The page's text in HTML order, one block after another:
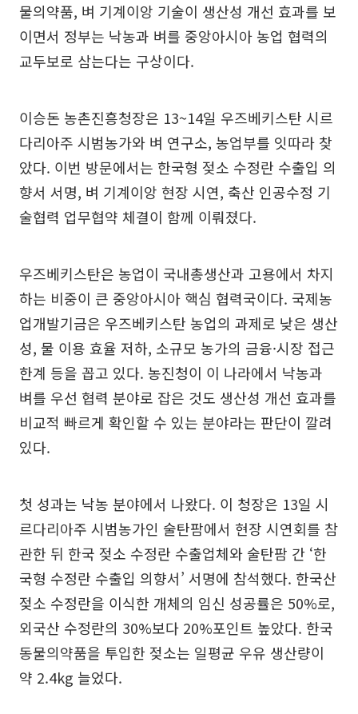
물의약품, 벼 기계이앙 기술이 생산성 개선 효과를 보
이면서 정부는 낙농과 벼를 중앙아시아 농업 협력의
교두보로 삼는다는 구상이다.
이승돈 농촌진흥청장은 13~14일 우즈베키스탄 시르
다리아주 시범농가와 벼 연구소, 농업부를 잇따라 찾
았다. 이번 방문에서는 한국형 젖소 수정란 수출입 의
향서 서명, 벼 기계이앙 현장 시연, 축산 인공수정 기
술협력 업무협약 체결이 함께 이뤄졌다.
우즈베키스탄은 농업이 국내총생산과 고용에서 차지
하는 비중이 큰 중앙아시아 핵심 협력국이다. 국제농
업개발기금은 우즈베키스탄 농업의 과제로 낮은 생산
성, 물 이용 효율 저하, 소규모 농가의 금융·시장 접근
한계 등을 꼽고 있다. 농진청이 이 나라에서 낙농과
벼를 우선 협력 분야로 잡은 것도 생산성 개선 효과를
비교적 빠르게 확인할 수 있는 분야라는 판단이 깔려
있다.
첫 성과는 낙농 분야에서 나왔다. 이 청장은 13일 시
르다리아주 시범농가인 술탄팜에서 현장 시연회를 참
관한 뒤 한국 젖소 수정란 수출업체와 술탄팜 간 ‘한
국형 수정란 수출입 의향서’ 서명에 참석했다. 한국산
젖소 수정란을 이식한 개체의 임신 성공률은 50%로,
외국산 수정란의 30%보다 20%포인트 높았다. 한국
동물의약품을 투입한 젖소는 일평균 우유 생산량이
약 2.4kg 늘었다.